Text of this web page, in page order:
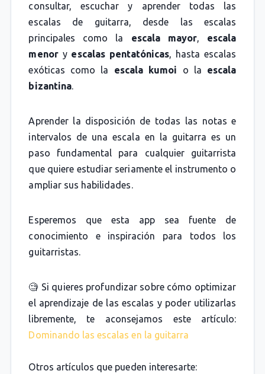
consultar, escuchar y aprender todas las
escalas de guitarra, desde las escalas
principales como la escala mayor, escala
menory escalas pentatónicas, hasta escalas
exóticas como la escala kumoi o la escala
bizantina.
Aprender la disposición de todas las notas e
intervalos de una escala en la guitarra es un
paso fundamental para cualquier guitarrista
que quiere estudiar seriamente el instrumento o
ampliar sus habilidades.
Esperemos que esta app sea fuente de
conocimiento e inspiración para todos los
guitarristas.
🧐 Si quieres profundizar sobre cómo optimizar
el aprendizaje de las escalas y poder utilizarlas
libremente, te aconsejamos este artículo:
Dominando las escalas en la guitarra
Otros artículos que pueden interesarte: